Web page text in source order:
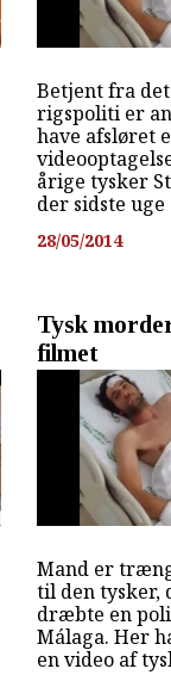
Betjent fra
rigspoliti er
have afsløret
årige tysker
der sidste uge
28/05/2014
Tysk
filmet
Mand er
til den tysker,
dræbte en
Málaga. Her
en video af